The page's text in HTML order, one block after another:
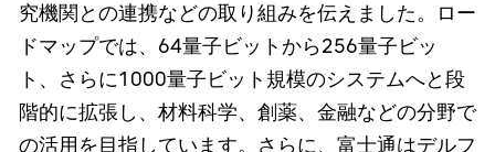
究機関との連携などの取り組みを伝えました。ロー
ドマップでは、64量子ビットから256量子ビッ
ト、さらに1000量子ビット規模のシステムへと段
階的に拡張し、材料科学、創薬、金融などの分野で
の活用を目指しています。さらに、富士通はデルフ